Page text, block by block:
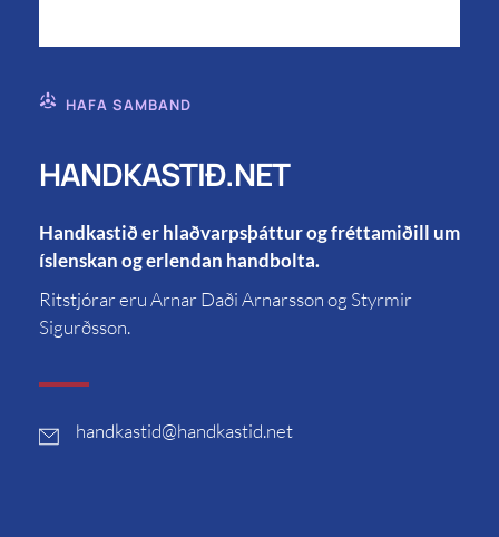
HAFA SAMBAND
HANDKASTIÐ.NET
Handkastið er hlaðvarpsþáttur og fréttamiðill um
íslenskan og erlendan handbolta.
Ritstjórar eru Arnar Daði Arnarsson og Styrmir
Sigurðsson.
handkastid@handkastid.net